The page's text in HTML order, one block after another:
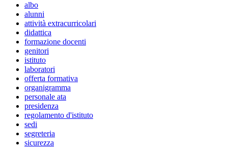
albo
alunni
attività extracurricolari
didattica
formazione docenti
genitori
istituto
laboratori
offerta formativa
organigramma
personale ata
presidenza
regolamento d'istituto
sedi
segreteria
sicurezza